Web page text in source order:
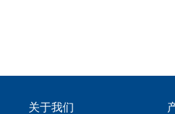
关于我们